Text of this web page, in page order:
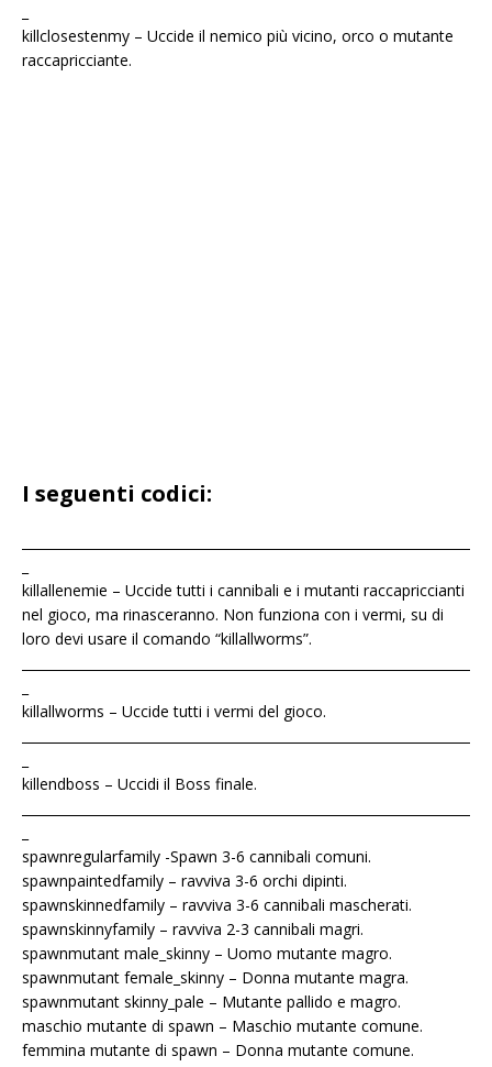
killclosestenmy – Uccide il nemico più vicino, orco o mutante
raccapricciante.
I seguenti codici:
killallenemie – Uccide tutti i cannibali e i mutanti raccapriccianti
nel gioco, ma rinasceranno. Non funziona con i vermi, su di
loro devi usare il comando “killallworms”.
killallworms – Uccide tutti i vermi del gioco.
killendboss – Uccidi il Boss finale.
spawnregularfamily -Spawn 3-6 cannibali comuni.
spawnpaintedfamily – ravviva 3-6 orchi dipinti.
spawnskinnedfamily – ravviva 3-6 cannibali mascherati.
spawnskinnyfamily – ravviva 2-3 cannibali magri.
spawnmutant male_skinny – Uomo mutante magro.
spawnmutant female_skinny – Donna mutante magra.
spawnmutant skinny_pale – Mutante pallido e magro.
maschio mutante di spawn – Maschio mutante comune.
femmina mutante di spawn – Donna mutante comune.